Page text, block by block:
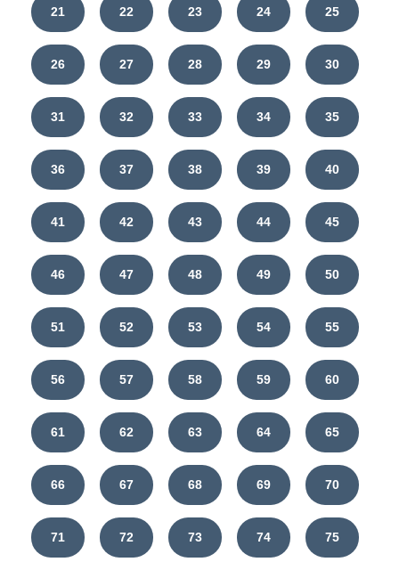
21 22 23 24 25
26 27 28 29 30
31 32 33 34 35
36 37 38 39 40
41 42 43 44 45
46 47 48 49 50
51 52 53 54 55
56 57 58 59 60
61 62 63 64 65
66 67 68 69 70
71 72 73 74 75